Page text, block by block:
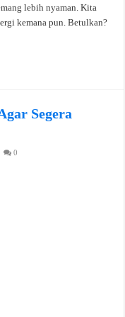
lebih nyaman. Kita
kemana pun. Betulkan?
Segera
0